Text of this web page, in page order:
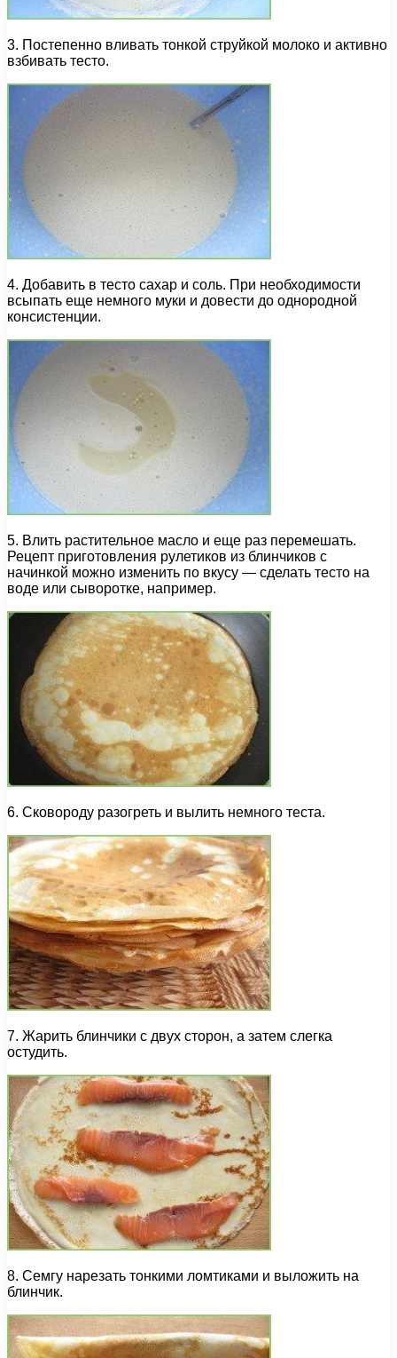
3. Постепенно вливать тонкой струйкой молоко и активно
взбивать тесто.
4. Добавить в тесто сахар и соль. При необходимости
всыпать еще немного муки и довести до однородной
консистенции.
5. Влить растительное масло и еще раз перемешать.
Рецепт приготовления рулетиков из блинчиков с
начинкой можно изменить по вкусу — сделать тесто на
воде или сыворотке, например.
6. Сковороду разогреть и вылить немного теста.
7. Жарить блинчики с двух сторон, а затем слегка
остудить.
8. Семгу нарезать тонкими ломтиками и выложить на
блинчик.